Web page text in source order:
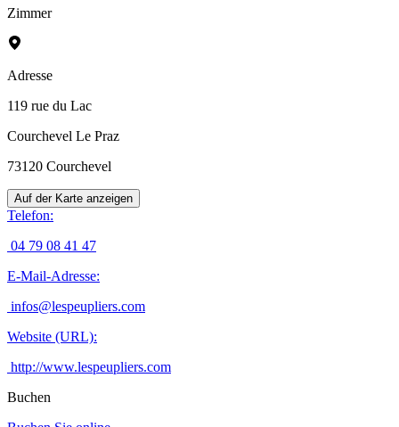
Zimmer
Adresse
119 rue du Lac
Courchevel Le Praz
73120 Courchevel
Auf der Karte anzeigen
Telefon:
04 79 08 41 47
E-Mail-Adresse:
infos@lespeupliers.com
Website (URL):
http://www.lespeupliers.com
Buchen